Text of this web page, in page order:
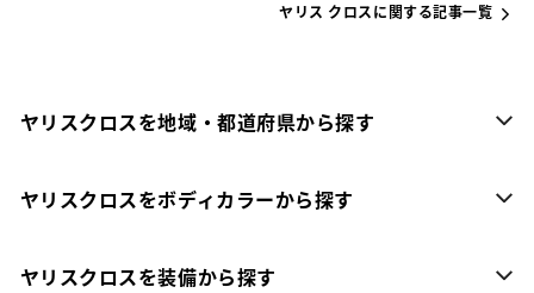
ヤリス クロスに関する記事一覧
ヤリスクロスを地域・都道府県から探す
ヤリスクロスをボディカラーから探す
ヤリスクロスを装備から探す